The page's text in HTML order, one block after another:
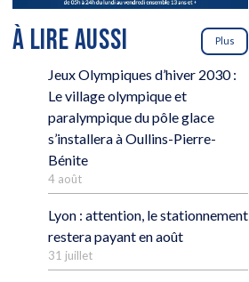
À LIRE AUSSI Plus
Jeux Olympiques d’hiver 2030 :
Le village olympique et
paralympique du pôle glace
s’installera à Oullins-Pierre-
Bénite
4 août
Lyon : attention, le stationnement
restera payant en août
31 juillet